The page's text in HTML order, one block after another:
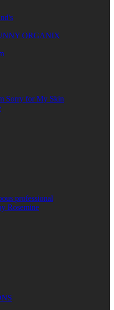
ORGANIX
Sorry for My Skin
professional
Rosemine